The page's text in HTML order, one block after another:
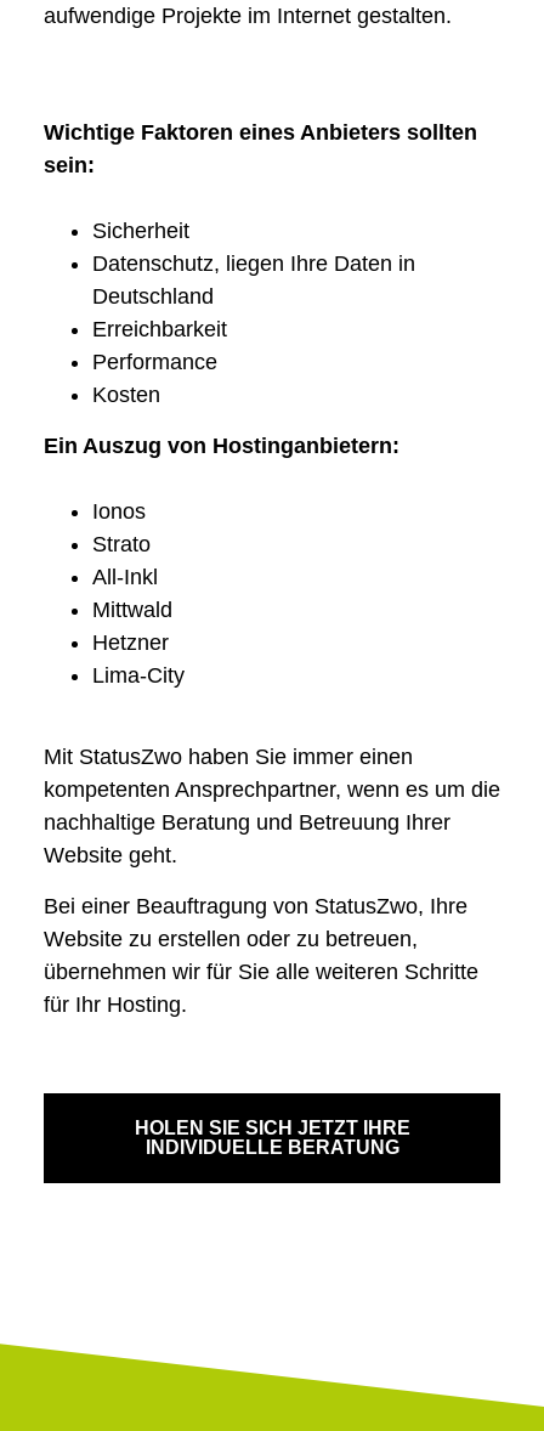
aufwendige Projekte im Internet gestalten.
Wichtige Faktoren eines Anbieters sollten
sein:
Sicherheit
Datenschutz, liegen Ihre Daten in
Deutschland
Erreichbarkeit
Performance
Kosten
Ein Auszug von Hostinganbietern:
Ionos
Strato
All-Inkl
Mittwald
Hetzner
Lima-City
Mit StatusZwo haben Sie immer einen
kompetenten Ansprechpartner, wenn es um die
nachhaltige Beratung und Betreuung Ihrer
Website geht.
Bei einer Beauftragung von StatusZwo, Ihre
Website zu erstellen oder zu betreuen,
übernehmen wir für Sie alle weiteren Schritte
für Ihr Hosting.
HOLEN SIE SICH JETZT IHRE
INDIVIDUELLE BERATUNG